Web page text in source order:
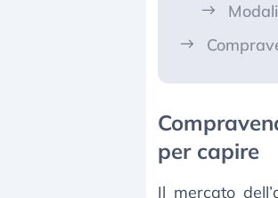
per capire
Il mercato